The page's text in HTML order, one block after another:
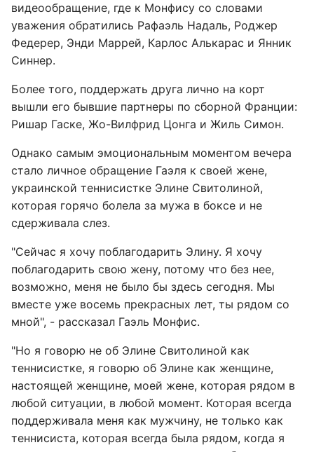
видеообращение, где к Монфису со словами
уважения обратились Рафаэль Надаль, Роджер
Федерер, Энди Маррей, Карлос Алькарас и Янник
Синнер.
Более того, поддержать друга лично на корт
вышли его бывшие партнеры по сборной Франции:
Ришар Гаске, Жо-Вилфрид Цонга и Жиль Симон.
Однако самым эмоциональным моментом вечера
стало личное обращение Гаэля к своей жене,
украинской теннисистке Элине Свитолиной,
которая горячо болела за мужа в боксе и не
сдерживала слез.
"Сейчас я хочу поблагодарить Элину. Я хочу
поблагодарить свою жену, потому что без нее,
возможно, меня не было бы здесь сегодня. Мы
вместе уже восемь прекрасных лет, ты рядом со
мной", - рассказал Гаэль Монфис.
"Но я говорю не об Элине Свитолиной как
теннисистке, я говорю об Элине как женщине,
настоящей женщине, моей жене, которая рядом в
любой ситуации, в любой момент. Которая всегда
поддерживала меня как мужчину, не только как
теннисиста, которая всегда была рядом, когда я